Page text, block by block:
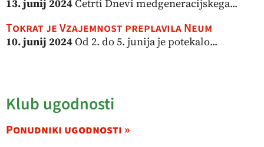
13. junij 2024Četrti Dnevi medgeneracijskega...
Tokrat je Vzajemnost preplavila Neum
10. junij 2024Od 2. do 5. junija je potekalo...
Klub ugodnosti
Ponudniki ugodnosti »